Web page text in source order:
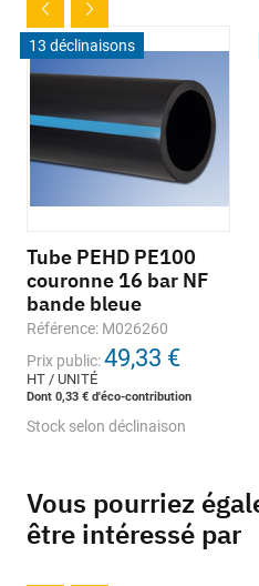
13 déclinaisons
Tube PEHD PE100
couronne 16 bar NF
bande bleue
Référence: M026260
Prix public:49,33 €
HT / UNITÉ
Dont 0,33 € d'éco-contribution
Stock selon déclinaison
Vous pourriez
être intéressé par